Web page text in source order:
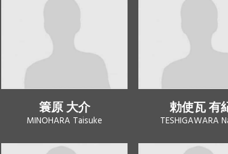
簑原 大介
MINOHARA Taisuke
勅使瓦 有
TESHIGAWARA